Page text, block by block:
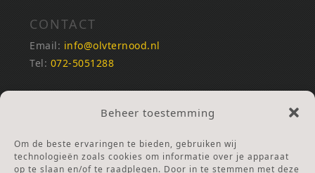
Beheer toestemming
Om de beste ervaringen te bieden, gebruiken wij
technologieën zoals cookies om informatie over je apparaat
op te slaan en/of te raadplegen. Door in te stemmen met deze
CONTACT
Email: info@olvternood.nl
Tel: 072-5051288
REKENINGNUMMERS
NL25INGB0000672168
Ga naar Doneren